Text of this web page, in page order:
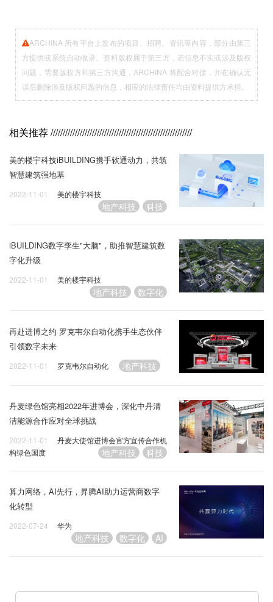
ARCHINA 所有平台上发布的项目、招聘、资讯等内容，部分由第三
方提供或系统自动收录。资料版权属于第三方，若信息不实或涉及版权
问题，需要版权方和第三方沟通，ARCHINA 将配合对接，并在确认无
误后删除涉及版权问题的信息，相应的法律责任均由资料提供方承担。
相关推荐//////////////////////////////////////////////////////////
美的楼宇科技iBUILDING携手软通动力，共筑
智慧建筑强地基
2022-11-01 美的楼宇科技
地产科技 科技
iBUILDING数字孪生"大脑"，助推智慧建筑数
字化升级
2022-11-01 美的楼宇科技
地产科技 数字化
再赴进博之约 罗克韦尔自动化携手生态伙伴
引领数字未来
2022-11-01 罗克韦尔自动化 地产科技
丹麦绿色馆亮相2022年进博会，深化中丹清
洁能源合作应对全球挑战
2022-11-01
丹麦大使馆进博会官方宣传合作机
构绿色国度
地产科技 科技
算力网络，AI先行，昇腾AI助力运营商数字
化转型
2022-07-24 华为
地产科技 数字化 AI